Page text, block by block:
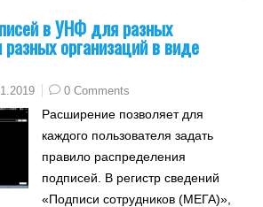
в УНФ для разных
организаций в виде
0 Comments
Расширение позволяет для
каждого пользователя задать
правило распределения
подписей. В регистр сведений
«Подписи сотрудников (МЕГА)»,